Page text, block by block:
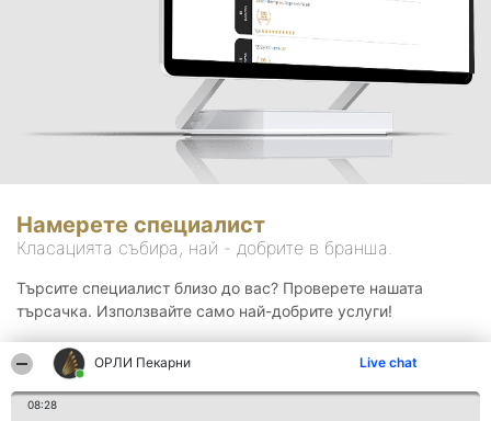
ОРЛИ Пекарни Live chat
08:28
Намерете специалист
Класацията събира, най - добрите в бранша.
Търсите специалист близо до вас? Проверете нашата
търсачка. Използвайте само най-добрите услуги!